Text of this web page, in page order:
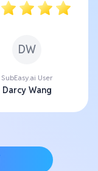
DW
SubEasy.ai User
Darcy Wang